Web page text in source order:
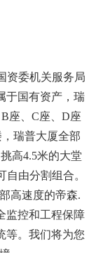
资委机关服务局
于国有资产，瑞
座、C座、D座
瑞普大厦全部
高4.5米的大堂
自由分割组合。
高速度的帝森.
监控和工程保障
等。我们将为您